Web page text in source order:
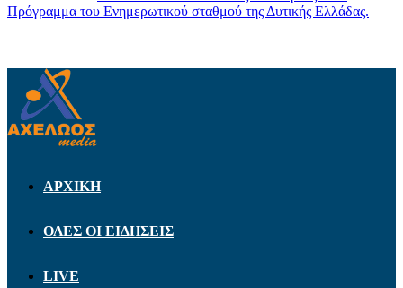
Πρόγραμμα του Ενημερωτικού σταθμού της Δυτικής Ελλάδας.
ΑΡΧΙΚΗ
ΟΛΕΣ ΟΙ ΕΙΔΗΣΕΙΣ
LIVE